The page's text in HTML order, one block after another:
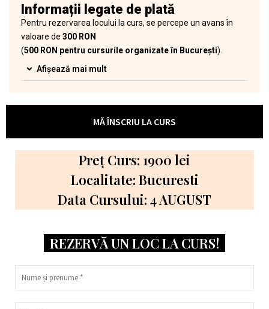
Informații legate de plată
Pentru rezervarea locului la curs, se percepe un avans în
valoare de 300 RON
(500 RON pentru cursurile organizate în București).
Afișează mai mult
MĂ ÎNSCRIU LA CURS
Preț Curs: 1900 lei
Localitate: Bucuresti
Data Cursului: 4 AUGUST
REZERVĂ UN LOC LA CURS!